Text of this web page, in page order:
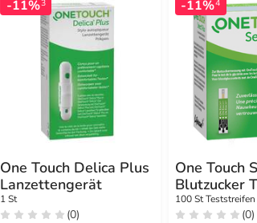
-11%3
One Touch Delica Plus
Lanzettengerät
1 St
(0)
-11%4
One Touch
Blutzucker
100 St Teststreifen
(0)